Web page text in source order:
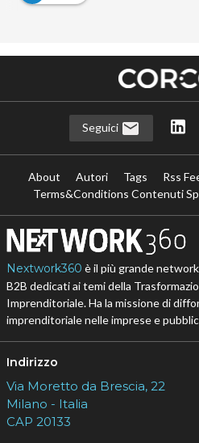
Seguici
About Autori Tags Rss
Terms&Conditions Contenuti
Nextwork360 è il più grande
B2B dedicati ai temi della
Imprenditoriale. Ha la missione di
imprenditoriale nelle imprese e
Indirizzo
Via Moretto da Brescia, 22
Milano - Italia
CAP 20133